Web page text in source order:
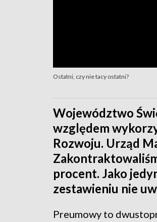
Ostatni, czy nie tacy ostatni?
Województwo
względem
Rozwoju. Urząd
procent. Jako
zestawieniu nie
Preumowy to